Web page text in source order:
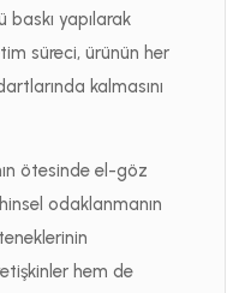
yapılarak
süreci, ürünün her
kalmasını
ötesinde el-göz
odaklanmanın
hem de